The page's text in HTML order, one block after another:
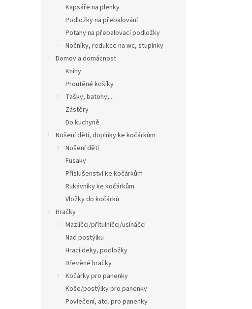
Kapsáře na plenky
Podložky na přebalování
Potahy na přebalovací podložky
Nočníky, redukce na wc, stupínky
Domov a domácnost
Knihy
Proutěné košíky
Tašky, batohy,...
Zástěry
Do kuchyně
Nošení dětí, doplňky ke kočárkům
Nošení dětí
Fusaky
Příslušenství ke kočárkům
Rukávníky ke kočárkům
Vložky do kočárků
Hračky
Mazlíčci/přítulníčci/usínáčci
Nad postýlku
Hrací deky, podložky
Dřevěné hračky
Kočárky pro panenky
Koše/postýlky pro panenky
Povlečení, atd. pro panenky